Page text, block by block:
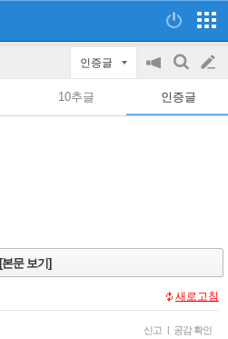
인증글
공
on/off
검
색
글
쓰
10추글 인증글
[본문 보기]
새로고침
신고 | 공감 확인